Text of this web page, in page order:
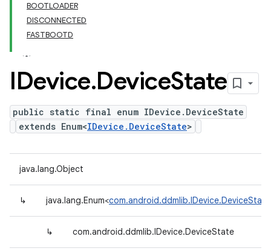
BOOTLOADER
DISCONNECTED
FASTBOOTD
IDevice.DeviceState
public static final enum IDevice.DeviceState
extends Enum<IDevice.DeviceState>
java.lang.Object
↳ java.lang.Enum<com.android.ddmlib.IDevice.DeviceState
↳ com.android.ddmlib.IDevice.DeviceState